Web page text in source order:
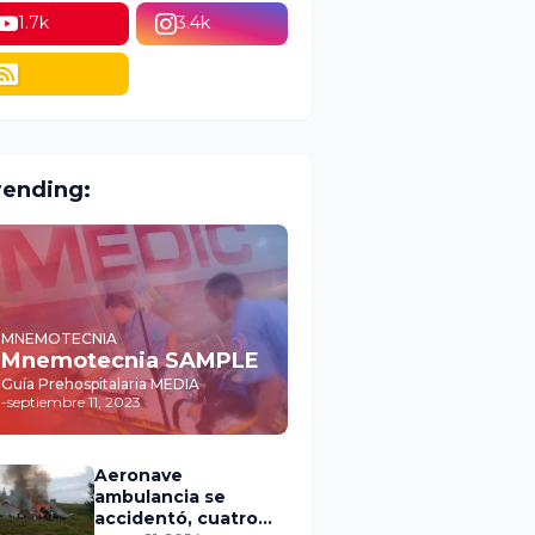
1.7k 3.4k
MNEMOTECNIA
Mnemotecnia SAMPLE
Guía Prehospitalaria MEDIA
-septiembre 11, 2023
Aeronave
ambulancia se
accidentó, cuatro